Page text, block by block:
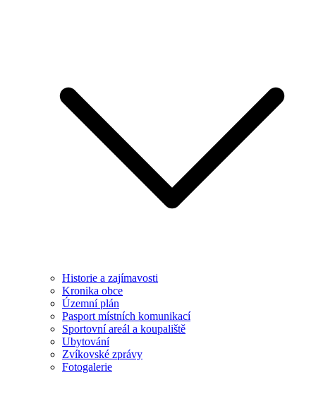
Historie a zajímavosti
Kronika obce
Územní plán
Pasport místních komunikací
Sportovní areál a koupaliště
Ubytování
Zvíkovské zprávy
Fotogalerie